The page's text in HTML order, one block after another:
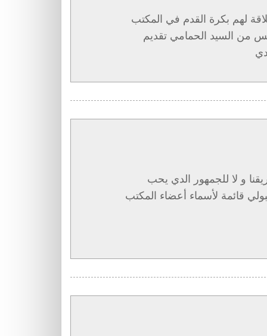
لهم بكرة القدم في المكتب
من السيد الحمامي تقديم
و لا للجمهور الدي يحب
قائمة لأسماء أعضاء المكتب